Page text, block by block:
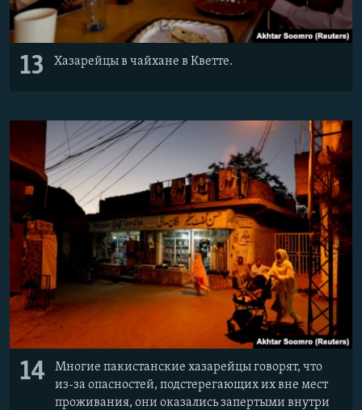
13 Хазарейцы в чайхане в Кветте.
14
Многие пакистанские хазарейцы говорят, что
из-за опасностей, подстерегающих их вне мест
проживания, они оказались запертыми внутри